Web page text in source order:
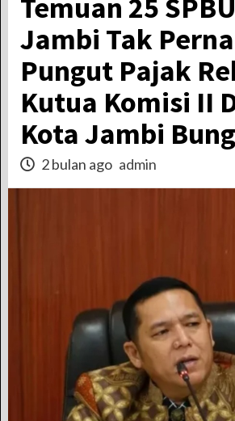
Temuan 25
Jambi Tak
Pungut Pajak
Kutua Komisi II
Kota Jambi
2 bulan ago admin